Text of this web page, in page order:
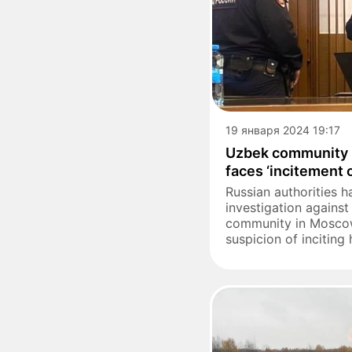
19 января 2024 19:17
Uzbek
faces ‘incitement
Russian authorities
investigation
community in
suspicion of inciting